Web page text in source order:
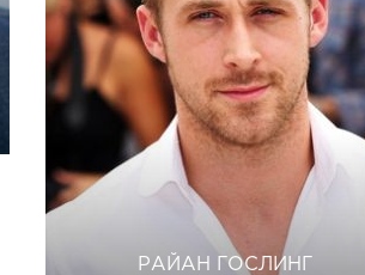
РАЙАН ГОСЛИНГ